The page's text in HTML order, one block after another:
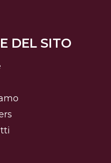
DEL SITO